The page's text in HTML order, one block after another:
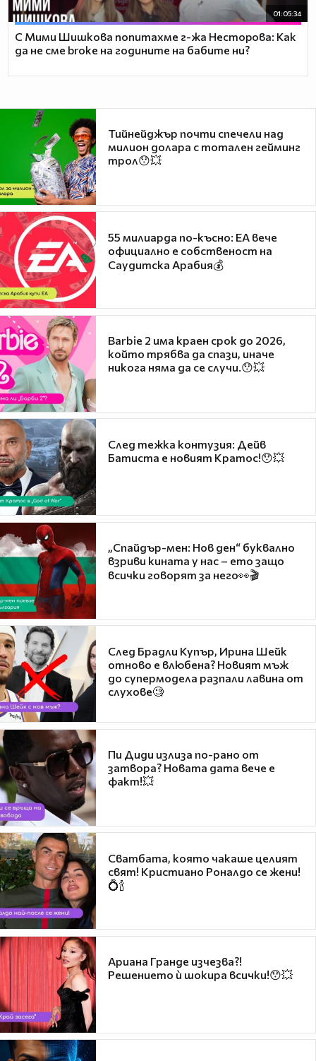
01:05:34
С Мими Шишкова попитахме г-жа Несторова: Как
да не сме broke на годините на бабите ни?
Тийнейджър почти спечели над
милион долара с тотален гейминг
трол😯💥
55 милиарда по-късно: EA вече
официално е собственост на
Саудитска Арабия💰
Barbie 2 има краен срок до 2026,
който трябва да спази, иначе
никога няма да се случи.😯💥
След тежка контузия: Дейв
Батиста е новият Кратос!😯💥
„Спайдър-мен: Нов ден“ буквално
взриви кината у нас – ето защо
всички говорят за него👀🎬
След Брадли Купър, Ирина Шейк
отново е влюбена? Новият мъж
до супермодела разпали лавина от
слухове🧐
Пи Диди излиза по-рано от
затвора? Новата дата вече е
факт!💥
Сватбата, която чакаше целият
свят! Кристиано Роналдо се жени!
💍🍾
Ариана Гранде изчезва?!
Решението ѝ шокира всички!😯💥